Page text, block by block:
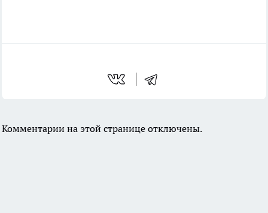
Комментарии на этой странице отключены.